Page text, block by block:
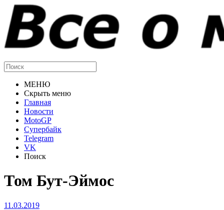
МЕНЮ
Скрыть меню
Главная
Новости
MotoGP
Супербайк
Telegram
VK
Поиск
Том Бут-Эймос
11.03.2019